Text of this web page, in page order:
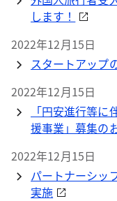
します！
2022年12月15日
スタートアップ
2022年12月15日
「円安進行等
援事業」募集の
2022年12月15日
パートナーシッ
実施